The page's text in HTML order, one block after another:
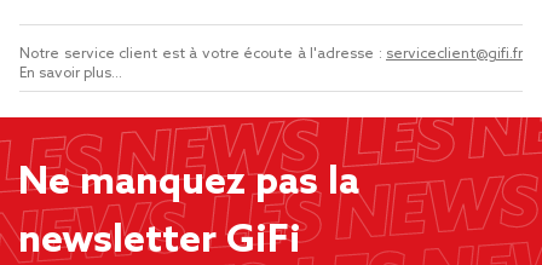
Notre service client est à votre écoute à l'adresse : serviceclient@gifi.fr
En savoir plus...
Ne manquez pas la
newsletter GiFi